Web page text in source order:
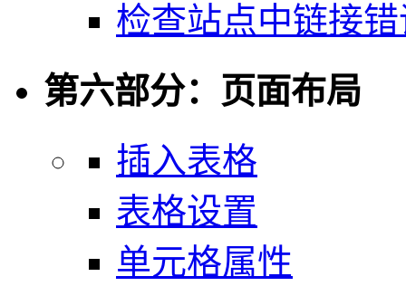
检查站点中链接
第六部分：页面布局
插入表格
表格设置
单元格属性